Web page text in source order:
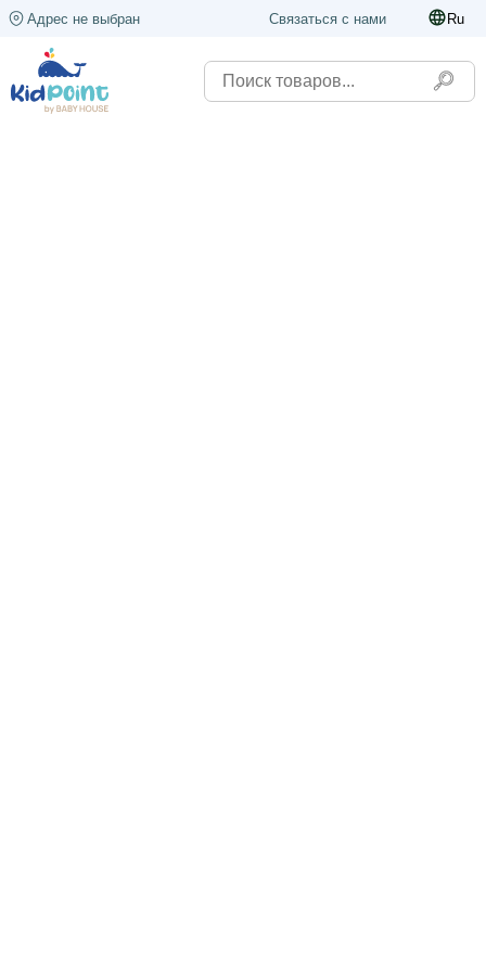
Адрес не выбран Связаться с нами Ru